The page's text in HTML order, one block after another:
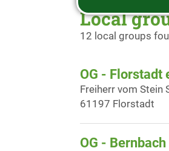
Local
12 local groups
OG - Florstadt
Freiherr vom Stein
61197 Florstadt
OG - Bernbach